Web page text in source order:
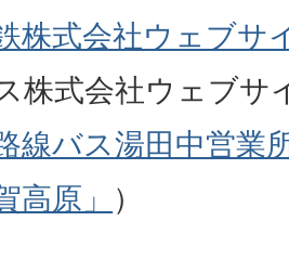
株式会社ウェブサ
株式会社ウェブサ
線バス湯田中営業
高原」
）